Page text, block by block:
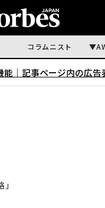
コラムニスト
｜ 記事ページ内の広